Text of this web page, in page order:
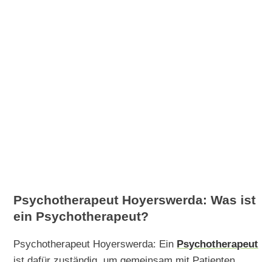
Psychotherapeut Hoyerswerda: Was ist
ein Psychotherapeut?
Psychotherapeut Hoyerswerda: Ein Psychotherapeut